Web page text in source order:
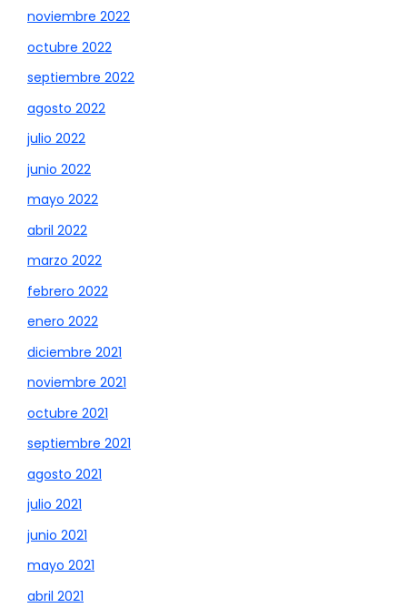
noviembre 2022
octubre 2022
septiembre 2022
agosto 2022
julio 2022
junio 2022
mayo 2022
abril 2022
marzo 2022
febrero 2022
enero 2022
diciembre 2021
noviembre 2021
octubre 2021
septiembre 2021
agosto 2021
julio 2021
junio 2021
mayo 2021
abril 2021